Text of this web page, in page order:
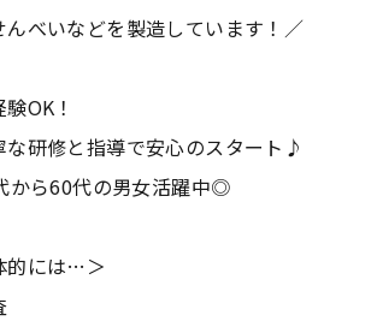
んべいなどを製造しています！／
OK！
研修と指導で安心のスタート♪
から60代の男女活躍中◎
的には…＞